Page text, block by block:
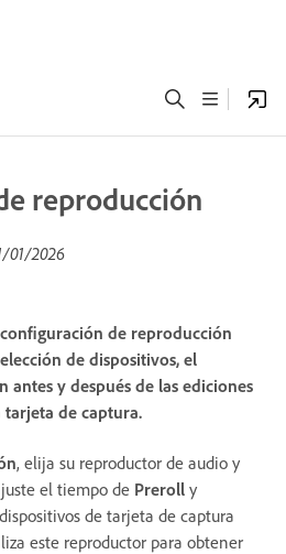
reproducción
01/2026
de reproducción
de dispositivos, el
y después de las ediciones
de captura.
, elija su reproductor de audio y
el tiempo de Preroll y
de tarjeta de captura
este reproductor para obtener